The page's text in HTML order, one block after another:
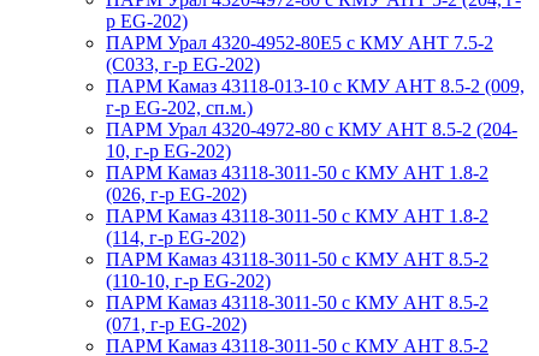
р EG-202)
ПАРМ Урал 4320-4952-80Е5 с КМУ АНТ 7.5-2
(С033, г-р EG-202)
ПАРМ Камаз 43118-013-10 с КМУ АНТ 8.5-2 (009,
г-р EG-202, сп.м.)
ПАРМ Урал 4320-4972-80 с КМУ АНТ 8.5-2 (204-
10, г-р EG-202)
ПАРМ Камаз 43118-3011-50 с КМУ АНТ 1.8-2
(026, г-р EG-202)
ПАРМ Камаз 43118-3011-50 с КМУ АНТ 1.8-2
(114, г-р EG-202)
ПАРМ Камаз 43118-3011-50 с КМУ АНТ 8.5-2
(110-10, г-р EG-202)
ПАРМ Камаз 43118-3011-50 с КМУ АНТ 8.5-2
(071, г-р EG-202)
ПАРМ Камаз 43118-3011-50 с КМУ АНТ 8.5-2